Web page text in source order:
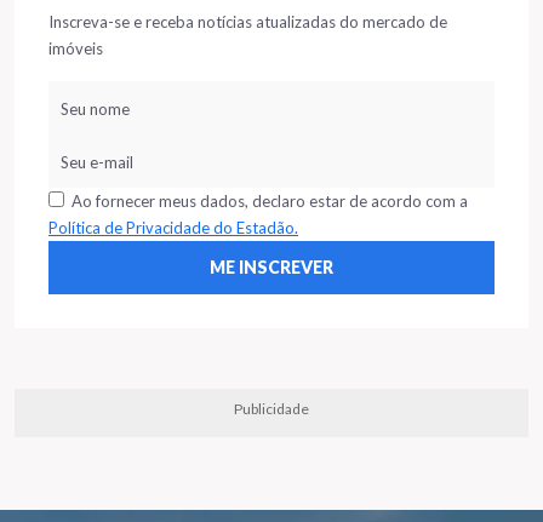
Inscreva-se e receba notícias atualizadas do mercado de
imóveis
Ao fornecer meus dados, declaro estar de acordo com a
Política de Privacidade do Estadão.
Publicidade